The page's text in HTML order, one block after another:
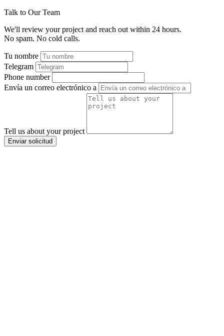
Talk to Our Team
We'll review your project and reach out within 24 hours.
No spam. No cold calls.
Tu nombre
Telegram
Phone number
Envía un correo electrónico a
Tell us about your project
Enviar solicitud